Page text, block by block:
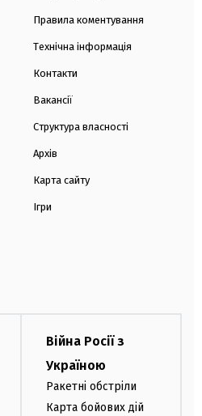
Правила коментування
Технічна інформація
Контакти
Вакансії
Структура власності
Архів
Карта сайту
Ігри
Війна Росії з
Україною
Ракетні обстріли
Карта бойових дій